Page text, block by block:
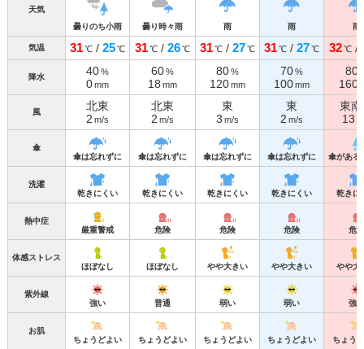
天気
曇りのち小雨
曇り時々雨 雨 雨 雨
気温 31℃/ 25℃ 31℃/ 26℃ 31℃/ 27℃ 31℃/ 27℃ 32℃/
降水 40%
0mm
60%
18 mm
80%
120mm
70%
100mm
80
160
風
北東
2 m/s
北東
2 m/s
東
3 m/s
東
2 m/s
東
13
傘
傘は忘れずに
傘は忘れずに 傘は忘れずに 傘は忘れずに 傘がある
洗濯
乾きにくい
乾きにくい 乾きにくい 乾きにくい 乾きに
熱中症
厳重警戒
危険 危険 危険 危険
体感ストレス
ほぼなし
ほぼなし やや大きい やや大きい やや大
紫外線
強い
普通 弱い 弱い 強い
お肌
ちょうどよい
ちょうどよい ちょうどよい ちょうどよい ちょう